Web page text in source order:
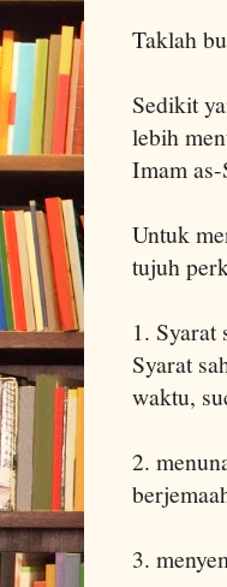
Taklah
Sedikit
lebih
Imam
Untuk
tujuh
1. Syarat
Syarat
waktu,
2.
3.